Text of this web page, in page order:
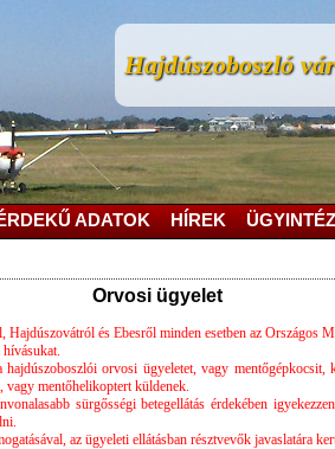
Hajdúszoboszló
ADATOK HÍREK
Orvosi ügyelet
és Ebesről minden esetben az Országos
orvosi ügyeletet, vagy mentőgépkocsit,
mentőhelikoptert küldenek.
sürgősségi betegellátás érdekében
az ügyeleti ellátásban résztvevők javaslatára